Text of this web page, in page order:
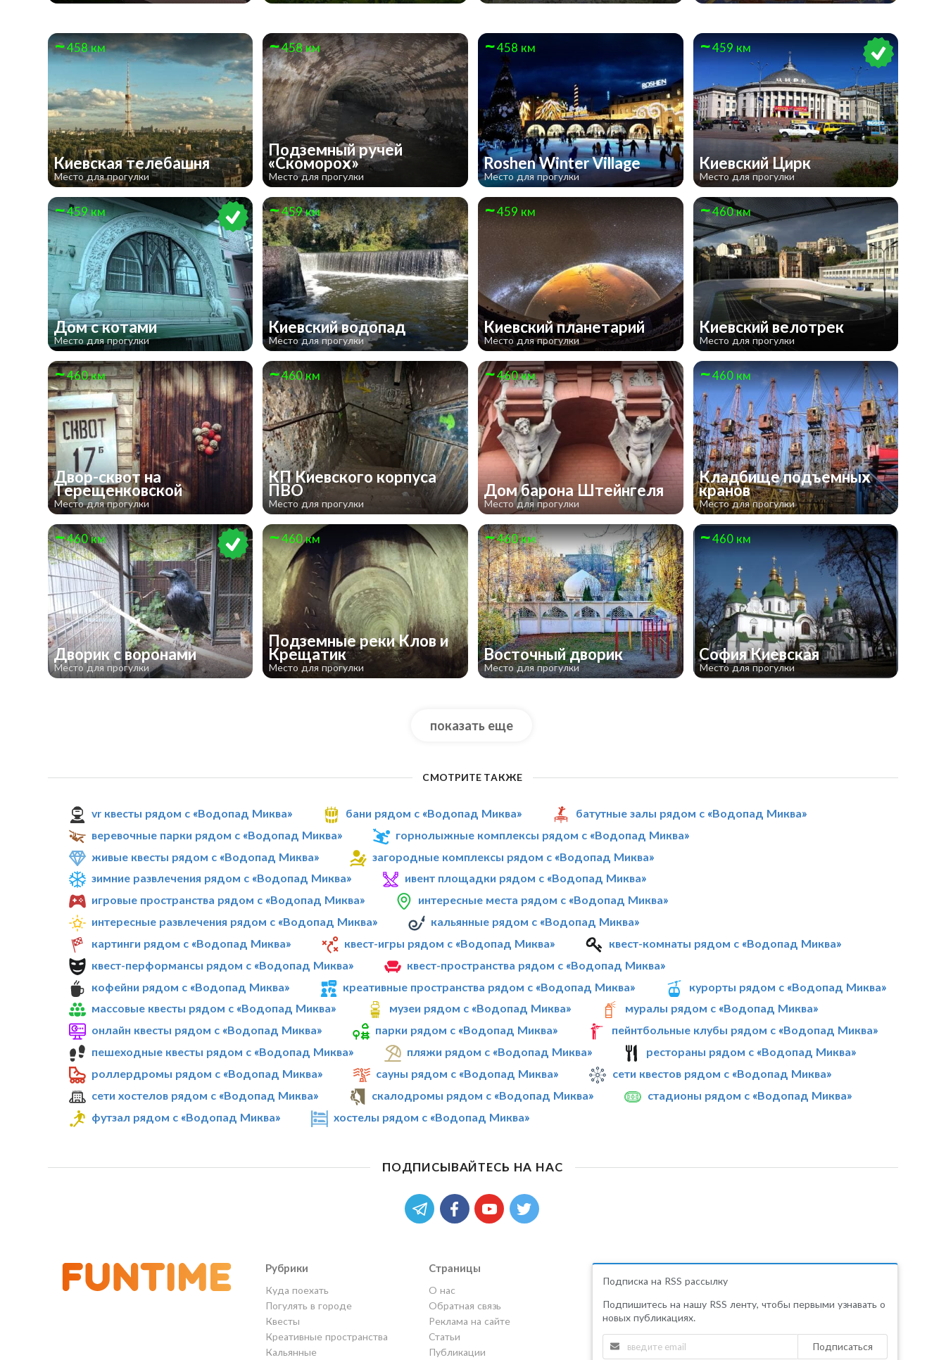
458 км
Киевская телебашня
Место для прогулки
458 км
Подземный ручей
«Скоморох»
Место для прогулки
458 км
Roshen Winter Village
Место для прогулки
459 км
​Киевский Цирк
Место для прогулки
459 км
Дом с котами
Место для прогулки
459 км
Киевский водопад
Место для прогулки
459 км
Киевский планетарий
Место для прогулки
460 км
Киевский велотрек
Место для прогулки
460 км
Двор-сквот на
Терещенковской
Место для прогулки
460 км
КП Киевского корпуса
ПВО
Место для прогулки
460 км
Дом барона Штейнгеля
Место для прогулки
460 км
Кладбище подъемных
кранов
Место для прогулки
460 км
Дворик с воронами
Место для прогулки
460 км
Подземные реки Клов и
Крещатик
Место для прогулки
460 км
Восточный дворик
Место для прогулки
460 км
София Киевская
Место для прогулки
показать еще
СМОТРИТЕ ТАКЖЕ
vr квесты рядом с «Водопад Миква» бани рядом с «Водопад Миква»
батутные залы рядом с «Водопад Миква»
веревочные парки рядом с «Водопад Миква»
горнолыжные комплексы рядом с «Водопад Миква»
живые квесты рядом с «Водопад Миква»
загородные комплексы рядом с «Водопад Миква»
зимние развлечения рядом с «Водопад Миква»
ивент площадки рядом с «Водопад Миква»
игровые пространства рядом с «Водопад Миква»
интересные места рядом с «Водопад Миква»
интересные развлечения рядом с «Водопад Миква»
кальянные рядом с «Водопад Миква»
картинги рядом с «Водопад Миква»
квест-игры рядом с «Водопад Миква»
квест-комнаты рядом с «Водопад Миква»
квест-перформансы рядом с «Водопад Миква»
квест-пространства рядом с «Водопад Миква»
кофейни рядом с «Водопад Миква»
креативные пространства рядом с «Водопад Миква»
курорты рядом с «Водопад Миква»
массовые квесты рядом с «Водопад Миква»
музеи рядом с «Водопад Миква»
муралы рядом с «Водопад Миква»
онлайн квесты рядом с «Водопад Миква»
парки рядом с «Водопад Миква»
пейнтбольные клубы рядом с «Водопад Миква»
пешеходные квесты рядом с «Водопад Миква»
пляжи рядом с «Водопад Миква»
рестораны рядом с «Водопад Миква»
роллердромы рядом с «Водопад Миква»
сауны рядом с «Водопад Миква»
сети квестов рядом с «Водопад Миква»
сети хостелов рядом с «Водопад Миква»
скалодромы рядом с «Водопад Миква»
стадионы рядом с «Водопад Миква»
футзал рядом с «Водопад Миква»
хостелы рядом с «Водопад Миква»
ПОДПИСЫВАЙТЕСЬ НА НАС
Рубрики
Куда поехать
Погулять в городе
Квесты
Креативные пространства
Кальянные
Страницы
О нас
Обратная связь
Реклама на сайте
Статьи
Публикации
Подписка на RSS рассылку
Подпишитесь на нашу RSS ленту, чтобы первыми узнавать о
новых публикациях.
Подписаться